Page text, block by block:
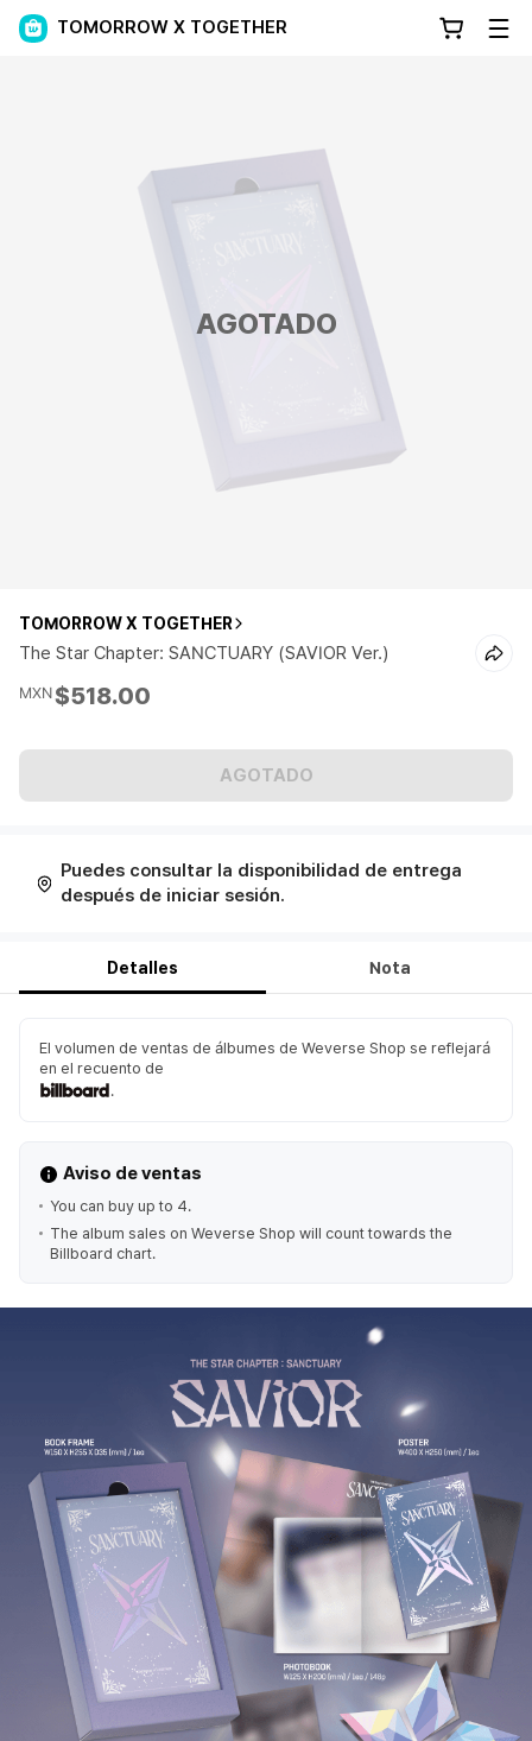
TOMORROW X TOGETHER
AGOTADO
TOMORROW X TOGETHER
The Star Chapter: SANCTUARY (SAVIOR Ver.)
MXN$518.00
AGOTADO
Puedes consultar la disponibilidad de entrega
después de iniciar sesión.
Detalles Nota
El volumen de ventas de álbumes de Weverse Shop se reflejará
en el recuento de
.
Aviso de ventas
You can buy up to 4.
The album sales on Weverse Shop will count towards the
Billboard chart.